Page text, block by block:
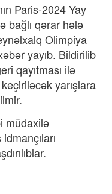
Paris-2024 Yay
bağlı qərar hələ
Olimpiya
yayıb. Bildirilib
qayıtması ilə
yarışlara
müdaxilə